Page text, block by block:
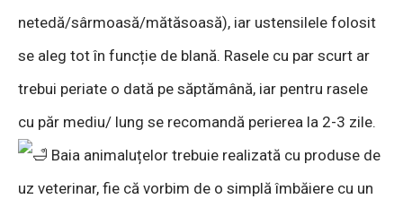
netedă/sârmoasă/mătăsoasă), iar ustensilele folosit
se aleg tot în funcție de blană. Rasele cu par scurt ar
trebui periate o dată pe săptămână, iar pentru rasele
cu păr mediu/ lung se recomandă perierea la 2-3 zile.
Baia animaluțelor trebuie realizată cu produse de
uz veterinar, fie că vorbim de o simplă îmbăiere cu un